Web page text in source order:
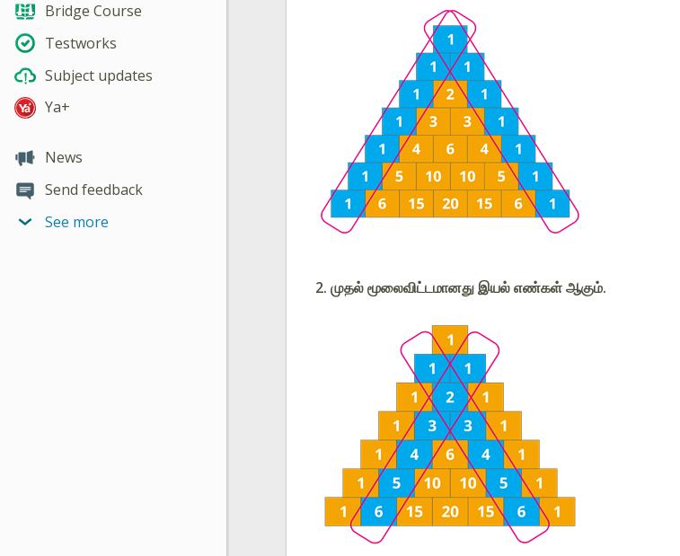
Bridge Course
Testworks
Subject updates
Ya+
News
Send feedback
See more
2. முதல் மூலைவிட்டமானது இயல் எண்கள் ஆகும்.